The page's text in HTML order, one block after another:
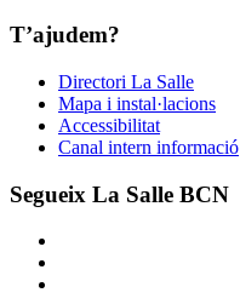
T’ajudem?
Directori La Salle
Mapa i instal·lacions
Accessibilitat
Canal intern informació
Segueix La Salle BCN